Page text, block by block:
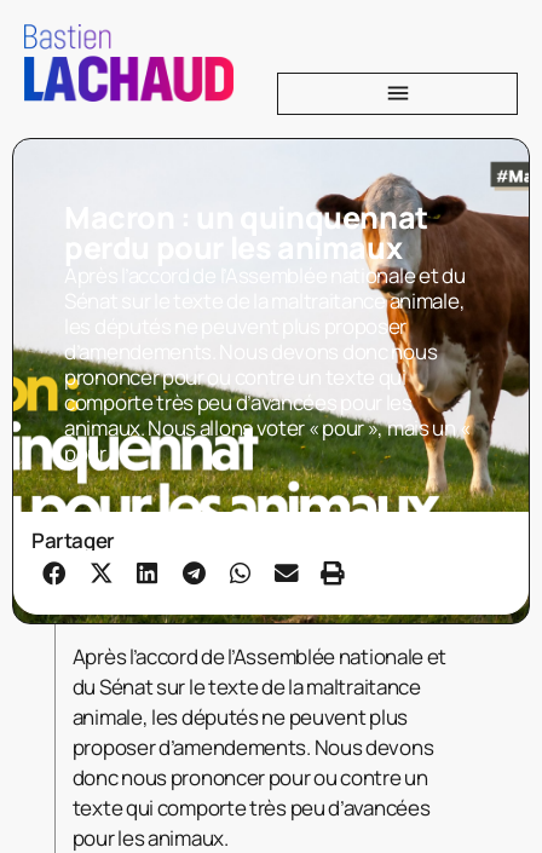
Macron : un quinquennat
perdu pour les animaux
Après l’accord de l’Assemblée nationale et du
Sénat sur le texte de la maltraitance animale,
les députés ne peuvent plus proposer
d’amendements. Nous devons donc nous
prononcer pour ou contre un texte qui
comporte très peu d’avancées pour les
animaux. Nous allons voter « pour », mais un «
pour
Partager
Après l’accord de l’Assemblée nationale et
du Sénat sur le texte de la maltraitance
animale, les députés ne peuvent plus
proposer d’amendements. Nous devons
donc nous prononcer pour ou contre un
texte qui comporte très peu d’avancées
pour les animaux.